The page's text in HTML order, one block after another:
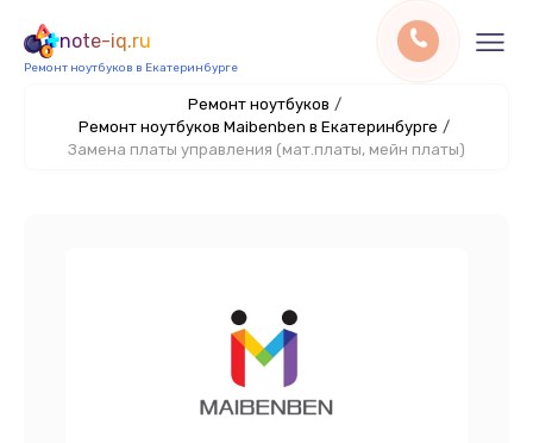
note-iq.ru
Ремонт ноутбуков в Екатеринбурге
Ремонт ноутбуков /
Ремонт ноутбуков Maibenben в Екатеринбурге /
Замена платы управления (мат.платы, мейн платы)